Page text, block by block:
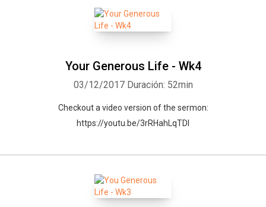
Your Generous Life - Wk4
03/12/2017 Duración: 52min
Checkout a video version of the sermon:
https://youtu.be/3rRHahLqTDI